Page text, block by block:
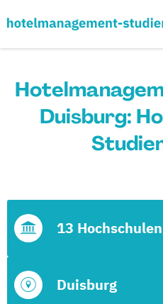
Duisburg:
Duisburg
13 Hochschulen